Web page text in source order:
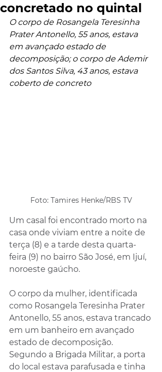
concretado no quintal
O corpo de Rosangela Teresinha
Prater Antonello, 55 anos, estava
em avançado estado de
decomposição; o corpo de Ademir
dos Santos Silva, 43 anos, estava
coberto de concreto
Foto: Tamires Henke/RBS TV
Um casal foi encontrado morto na
casa onde viviam entre a noite de
terça (8) e a tarde desta quarta-
feira (9) no bairro São José, em Ijuí,
noroeste gaúcho.
O corpo da mulher, identificada
como Rosangela Teresinha Prater
Antonello, 55 anos, estava trancado
em um banheiro em avançado
estado de decomposição.
Segundo a Brigada Militar, a porta
do local estava parafusada e tinha